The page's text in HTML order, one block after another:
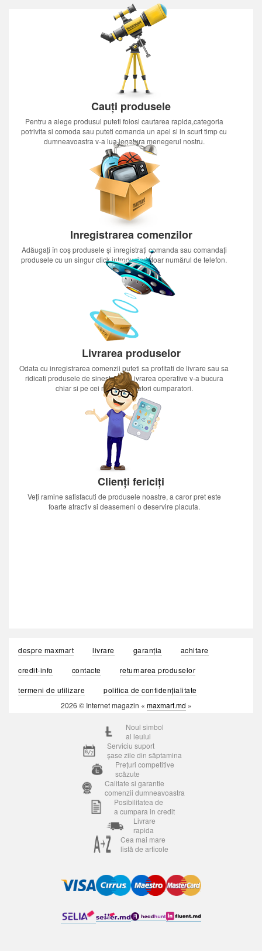
Cauți produsele
Pentru a alege produsul puteti folosi cautarea rapida,categoria
potrivita si comoda sau puteti comanda un apel si in scurt timp cu
dumneavoastra v-a lua legatura menegerul nostru.
Inregistrarea comenzilor
Adăugați în coș produsele și înregistrați comanda sau comandați
produsele cu un singur click introducînd doar numărul de telefon.
Livrarea produselor
Odata cu inregistrarea comenzii puteti sa profitati de livrare sau sa
ridicati produsele de sinestatator.Livrarea operative v-a bucura
chiar si pe cei mai nerabdatori cumparatori.
Clienți fericiți
Veți ramine satisfacuti de produsele noastre, a caror pret este
foarte atractiv si deasemeni o deservire placuta.
despre maxmart livrare garanția
achitare
credit-info
contacte
returnarea produselor
termeni de utilizare
politica de confidențialitate
2026 © Internet magazin « maxmart.md »
Noul simbol
al leului
Serviciu suport
șase zile din săptamina
Prețuri competitive
scăzute
Calitate si garantie
comenzii dumneavoastra
Posibilitatea de
a cumpara in credit
Livrare
rapida
Cea mai mare
listă de articole